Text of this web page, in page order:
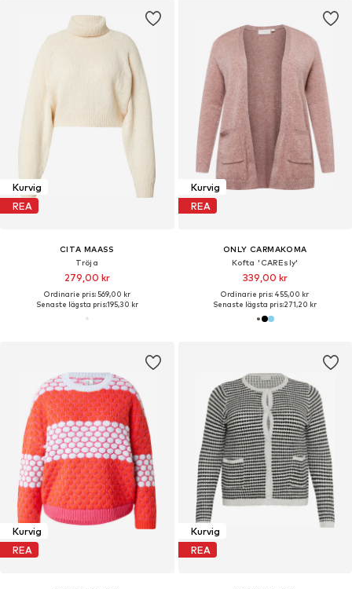
Kurvig
REA
CITA MAASS
Tröja
279,00 kr
Ordinarie pris: 569,00 kr
Senaste lägsta pris:195,30 kr
Kurvig
REA
ONLY CARMAKOMA
Kofta 'CAREsly'
339,00 kr
Ordinarie pris: 455,00 kr
Senaste lägsta pris:271,20 kr
Kurvig
REA
Kurvig
REA